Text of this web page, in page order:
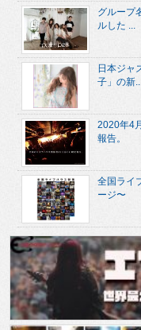
グループ
ルした ...
日本ジャ
子」の新...
2020年4
報告。
全国ライ
ージ〜